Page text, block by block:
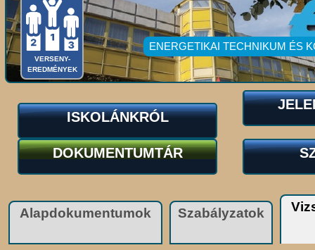
VERSENY-
EREDMÉNYEK
ENERGETIKAI TECHNIKUM ÉS
ISKOLÁNKRÓL
DOKUMENTUMTÁR
Alapdokumentumok Szabályzatok